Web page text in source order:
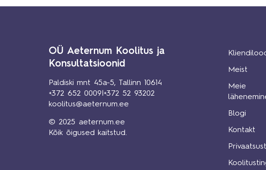
OÜ Aeternum Koolitus ja
Konsultatsioonid
Paldiski mnt 45a-5, Tallinn 10614
+372 652 0009 +372 52 93202
koolitus@aeternum.ee
© 2025 aeternum.ee
Kõik õigused kaitstud.
Meist
Meie
Blogi
Kontakt